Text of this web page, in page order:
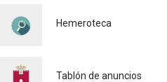
Policía 29/07/2026
PARA CONTROLAR LA
Hemeroteca
Tablón de anuncios